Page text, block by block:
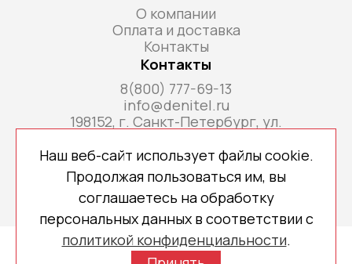
О компании
Оплата и доставка
Контакты
Контакты
8(800) 777-69-13
info@denitel.ru
198152, г. Санкт-Петербург, ул.
Н, ком. офис 213А
Copyright © 2026 denitel.ru
Наш веб-сайт использует файлы cookie.
Продолжая пользоваться им, вы
соглашаетесь на обработку
персональных данных в соответствии с
политикой конфиденциальности.